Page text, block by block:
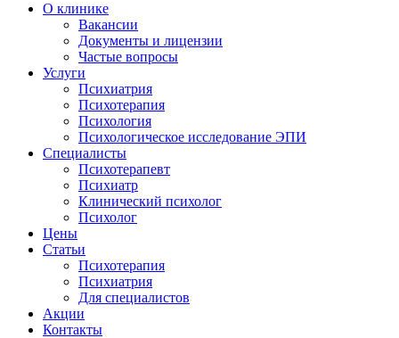
О клинике
Вакансии
Документы и лицензии
Частые вопросы
Услуги
Психиатрия
Психотерапия
Психология
Психологическое исследование ЭПИ
Специалисты
Психотерапевт
Психиатр
Клинический психолог
Психолог
Цены
Статьи
Психотерапия
Психиатрия
Для специалистов
Акции
Контакты